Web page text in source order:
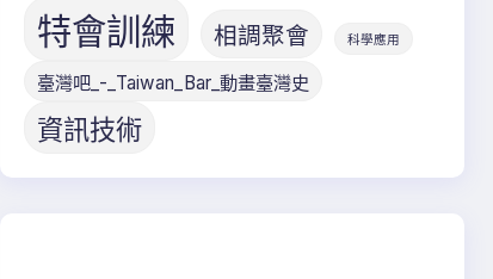
特會訓練 相調聚會 科學應用
臺灣吧_-_Taiwan_Bar_動畫臺灣史
資訊技術